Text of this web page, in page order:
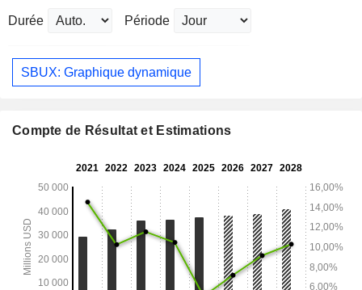
Durée Période
SBUX: Graphique dynamique
Compte de Résultat et Estimations